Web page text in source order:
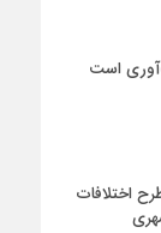
است
اختلافات